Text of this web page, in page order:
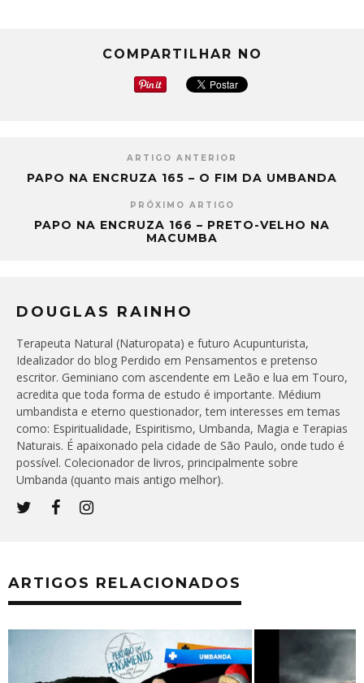
COMPARTILHAR NO
ARTIGO ANTERIOR
PAPO NA ENCRUZA 165 – O FIM DA UMBANDA
PRÓXIMO ARTIGO
PAPO NA ENCRUZA 166 – PRETO-VELHO NA
MACUMBA
DOUGLAS RAINHO
Terapeuta Natural (Naturopata) e futuro Acupunturista,
Idealizador do blog Perdido em Pensamentos e pretenso
escritor. Geminiano com ascendente em Leão e lua em Touro,
acredita que toda forma de estudo é importante. Médium
umbandista e eterno questionador, tem interesses em temas
como: Espiritualidade, Espiritismo, Umbanda, Magia e Terapias
Naturais. É apaixonado pela cidade de São Paulo, onde tudo é
possível. Colecionador de livros, principalmente sobre
Umbanda (quanto mais antigo melhor).
ARTIGOS RELACIONADOS